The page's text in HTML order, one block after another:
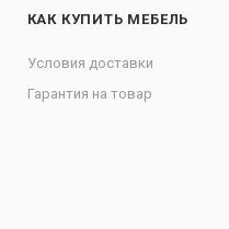
КАК КУПИТЬ МЕБЕЛЬ
Условия доставки
Гарантия на товар